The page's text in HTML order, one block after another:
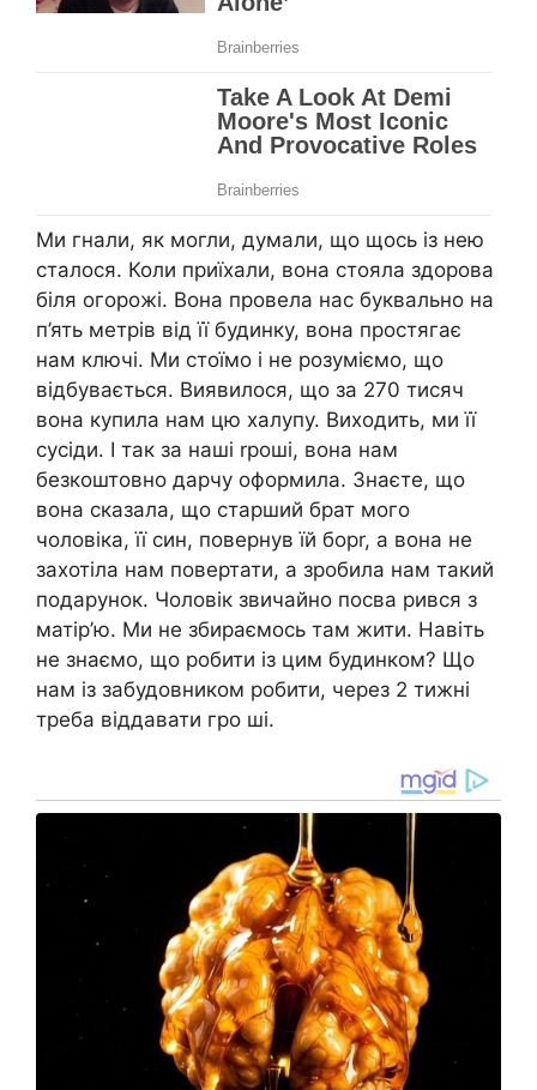
Ми гнали, як могли, думали, що щось із нею
сталося. Коли приїхали, вона стояла здорова
біля огорожі. Вона провела нас буквально на
п’ять метрів від її будинку, вона простягає
нам ключі. Ми стоїмо і не розуміємо, що
відбувається. Виявилося, що за 270 тисяч
вона купила нам цю халупу. Виходить, ми її
сусіди. І так за наші rроші, вона нам
безкоштовно дарчу оформила. Знаєте, що
вона сказала, що старший брат мого
чоловіка, її син, повернув їй борr, а вона не
захотіла нам повертати, а зробила нам такий
подарунок. Чоловік звичайно посва рився з
матір’ю. Ми не збираємось там жити. Навіть
не знаємо, що робити із цим будинком? Що
нам із забудовником робити, через 2 тижні
треба віддавати гро ші.